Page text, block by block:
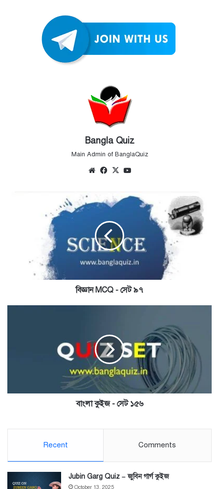
Bangla Quiz
Main Admin of BanglaQuiz
WebsiteFacebook
X
বিজ্ঞান MCQ - সেট ৯৭
বাংলা কুইজ - সেট ১৫৬
Recent Comments
Jubin Garg Quiz – জুবিন গার্গ কুইজ
October 13, 2025